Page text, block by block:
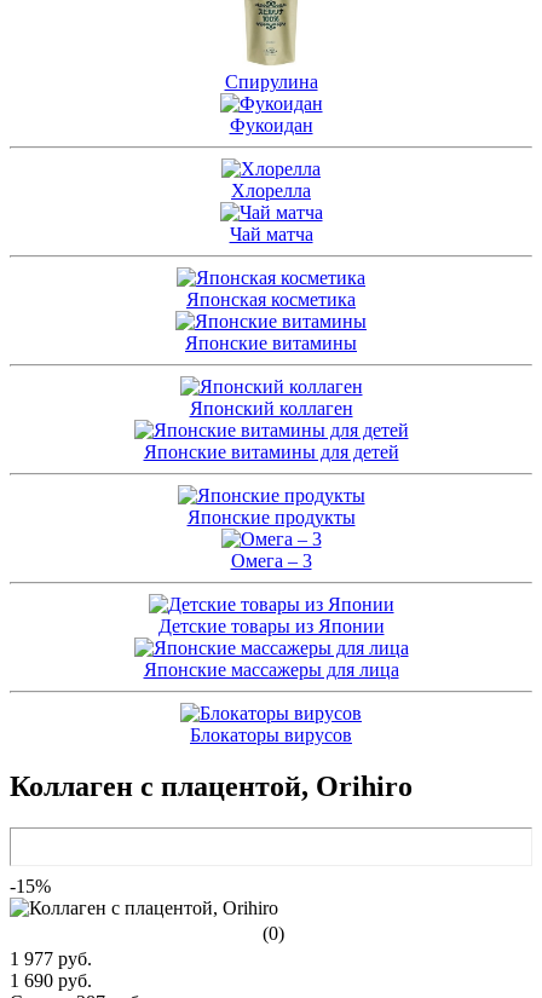
Спирулина
Фукоидан
Хлорелла
Чай матча
Японская косметика
Японские витамины
Японский коллаген
Японские витамины для детей
Японские продукты
Омега – 3
Детские товары из Японии
Японские массажеры для лица
Блокаторы вирусов
Коллаген с плацентой, Orihiro
-15%
(0)
1 977 руб.
1 690 руб.